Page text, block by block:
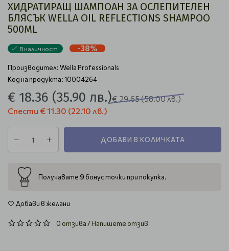
ХИДРАТИРАЩ ШАМПОАН ЗА ОСЛЕПИТЕЛЕН
БЛЯСЪК WELLA ОIL REFLECTIONS SHAMPOO
500ML
В наличност -38%
Производител:Wella Professionals
Код на продукта: 10004264
€ 18.36 (35.90 лв.)€ 29.65(58.00 лв.)
Спести € 11.30 (22.10 лв.)
ДОБАВИ В КОЛИЧКАТА
Получавате 9 бонус точки при покупка.
Добави в желани
0 отзива/Напишете отзив